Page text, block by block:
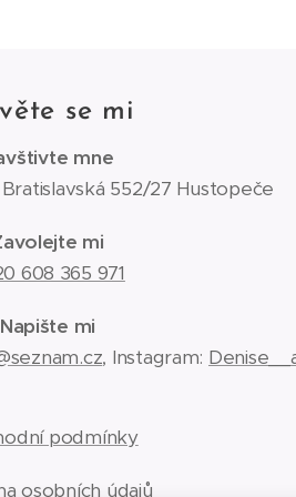
se mi
mne
552/27 Hustopeče
mi
608 365 971
Napište mi
, Instagram:
podmínky
osobních údajů